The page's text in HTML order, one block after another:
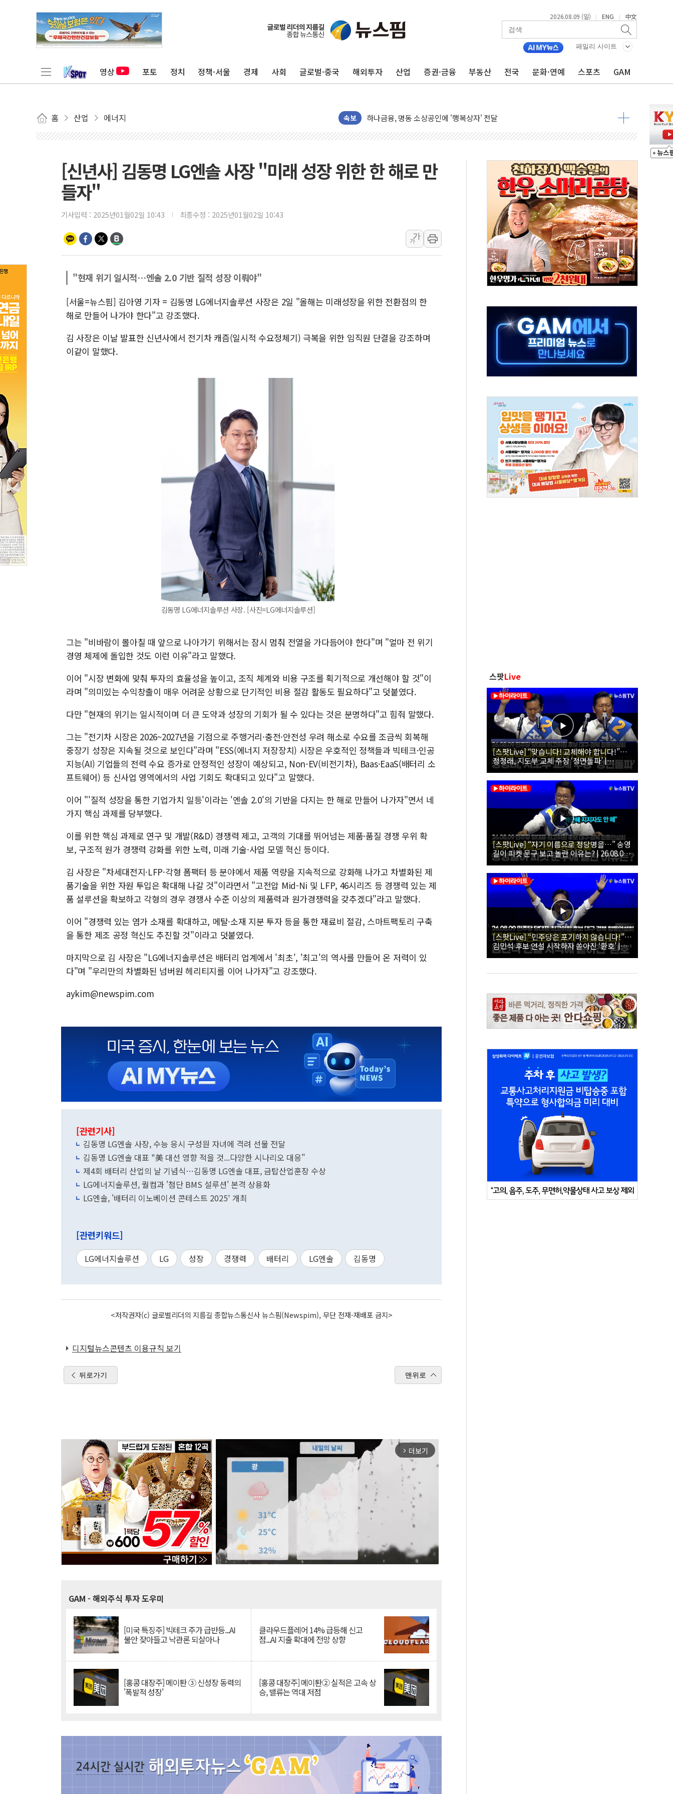
2026.08.09 (일) | ENG | 中文
패밀리 사이트
영상 포토 정치 정책·서울 경제 사회 글로벌·중국 해외투자 산업 증권·금융 부동산 전국 문화·연예 스포츠 GAM
홈 산업 에너지 속보
정재헌 CEO, SKT 장기고객 400명 맞이…"마음 잇는 시간 되길"
최태원, 노소영에 9440억 지급 확정되나…재상고 앞두고 막판 셈법
인천시 광복절 현수막 '태극기 거꾸로' 논란…이틀만에 철거
병무청, 보충역 전면 손질… 예술·체육요원 최대 33% 감축
윤준병·이해민 의원, '정부 특사'로 콜롬비아 대통령 취임식 참석
'호우·산사태 주의보' 울진 시간당 30mm 강한 비...호우 피해 없어
여야, 황희 '버스 하우스' 공방…野 "청년 우롱 기괴" vs 與 "송구한 해프닝"
풀무원재단, '국제과학연극제 2026'서 어린이 과학연극 2편 수상
현대그린푸드 '텍사스로드하우스' 잠실점, 직장인 핫플레이스로 부상
與 "세제개편안 8월 말 당정 조율 완료…초고가·비거주 1주택 등 여론 수렴"
경인고속도로서 차량 4대 연쇄 추돌…7세 남아 등 4명 부상
"AI가 먼저 알아채고 고친다"…LG유플러스, AI 홈네트워크 구현 첫발
삼성전자, 美국립연구소와 영하 30도 극저온 난방기술 개발한다
[인사] 국무조정실·국무총리비서실
롯데백화점, 앰배서더 2기 모집…지역 크리에이터 확대
한수원 "폭염 속 전력수급 이상무"…김회천 사장, 원전 현장점검
박형수 의원 '선관위 견제·감독 강화' 2개 법 대표 발의
장동혁, 李 대통령에 "결혼 페널티 만든 건 이 정권…신생아 특례 대출까지 줄여"
[신년사] 김동명 LG엔솔 사장 "미래 성장 위한 한 해로 만
들자"
기사입력 : 2025년01월02일 10:43 최종수정 : 2025년01월02일 10:43
가
가
"현재 위기 일시적…엔솔 2.0 기반 질적 성장 이뤄야"
[서울=뉴스핌] 김아영 기자 = 김동명 LG에너지솔루션 사장은 2일 "올해는 미래성장을 위한 전환점의 한
해로 만들어 나가야 한다"고 강조했다.
김 사장은 이날 발표한 신년사에서 전기차 캐즘(일시적 수요정체기) 극복을 위한 임직원 단결을 강조하며
이같이 말했다.
김동명 LG에너지솔루션 사장. [사진=LG에너지솔루션]
그는 "비바람이 몰아칠 때 앞으로 나아가기 위해서는 잠시 멈춰 전열을 가다듬어야 한다"며 "얼마 전 위기
경영 체제에 돌입한 것도 이런 이유"라고 말했다.
이어 "시장 변화에 맞춰 투자의 효율성을 높이고, 조직 체계와 비용 구조를 획기적으로 개선해야 할 것"이
라며 "의미있는 수익창출이 매우 어려운 상황으로 단기적인 비용 절감 활동도 필요하다"고 덧붙였다.
다만 "현재의 위기는 일시적이며 더 큰 도약과 성장의 기회가 될 수 있다는 것은 분명하다"고 힘줘 말했다.
그는 "전기차 시장은 2026~2027년을 기점으로 주행거리·충전·안전성 우려 해소로 수요를 조금씩 회복해
중장기 성장은 지속될 것으로 보인다"라며 "ESS(에너지 저장장치) 시장은 우호적인 정책들과 빅테크·인공
지능(AI) 기업들의 전력 수요 증가로 안정적인 성장이 예상되고, Non-EV(비전기차), Baas·EaaS(배터리 소
프트웨어) 등 신사업 영역에서의 사업 기회도 확대되고 있다"고 말했다.
이어 "'질적 성장을 통한 기업가치 일등'이라는 '엔솔 2.0'의 기반을 다지는 한 해로 만들어 나가자"면서 네
가지 핵심 과제를 당부했다.
이를 위한 핵심 과제로 연구 및 개발(R&D) 경쟁력 제고, 고객의 기대를 뛰어넘는 제품·품질 경쟁 우위 확
보, 구조적 원가 경쟁력 강화를 위한 노력, 미래 기술·사업 모델 혁신 등이다.
김 사장은 "차세대전지·LFP·각형 폼팩터 등 분야에서 제품 역량을 지속적으로 강화해 나가고 차별화된 제
품기술을 위한 자원 투입은 확대해 나갈 것"이라면서 "고전압 Mid-Ni 및 LFP, 46시리즈 등 경쟁력 있는 제
품 설루션을 확보하고 각형의 경우 경쟁사 수준 이상의 제품력과 원가경쟁력을 갖추겠다"라고 말했다.
이어 "경쟁력 있는 염가 소재를 확대하고, 메탈·소재 지분 투자 등을 통한 재료비 절감, 스마트팩토리 구축
을 통한 제조 공정 혁신도 추진할 것"이라고 덧붙였다.
마지막으로 김 사장은 "LG에너지솔루션은 배터리 업계에서 '최초', '최고'의 역사를 만들어 온 저력이 있
다"며 "우리만의 차별화된 넘버원 헤리티지를 이어 나가자"고 강조했다.
aykim@newspim.com
[관련기사]
김동명 LG엔솔 사장, 수능 응시 구성원 자녀에 격려 선물 전달
김동명 LG엔솔 대표 "美 대선 영향 적을 것...다양한 시나리오 대응"
제4회 배터리 산업의 날 기념식…김동명 LG엔솔 대표, 금탑산업훈장 수상
LG에너지솔루션, 퀄컴과 '첨단 BMS 설루션' 본격 상용화
LG엔솔, '배터리 이노베이션 콘테스트 2025' 개최
[관련키워드]
LG에너지솔루션 LG 성장 경쟁력 배터리 LG엔솔 김동명
<저작권자(c) 글로벌리더의 지름길 종합뉴스통신사 뉴스핌(Newspim), 무단 전재-재배포 금지>
디지털뉴스콘텐츠 이용규칙 보기
뒤로가기 맨위로
arrow_forward_ios 더보기
GAM - 해외주식 투자 도우미
[미국 특징주] 빅테크 주가 급반등...AI
불안 잦아들고 낙관론 되살아나
클라우드플레어 14% 급등해 신고
점...AI 지출 확대에 전망 상향
[홍콩 대장주] 메이퇀 ③ 신성장 동력의
'폭발적 성장'
[홍콩 대장주] 메이퇀② 실적은 고속 상
승, 밸류는 역대 저점
스팟Live
[스팟Live] “맞습니다! 교체해야 합니다!”…
정청래, 지도부 교체 주장 ‘정면돌파’ |
26.08.09 더불어민주당 당대표·최고위원 후
보 대구·경북 합동연설회
[스팟Live] “자기 이름으로 정당명을…” 송영
길이 피켓 문구 보고 놀란 이유는? | 26.08.09
더불어민주당 당대표·최고위원 후보 대구·경
북 합동연설회
[스팟Live] “민주당은 포기하지 않습니다!”…
김민석 후보 연설 시작하자 쏟아진 ‘환호’ |
26.08.09 더불어민주당 당대표·최고위원 후